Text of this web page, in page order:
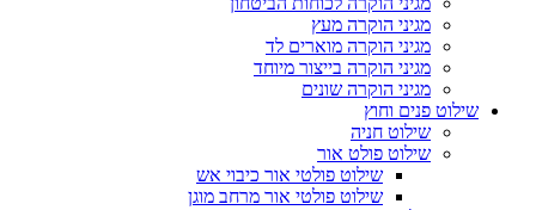
מגיני הוקרה מעץ
מגיני הוקרה מוארים לד
מגיני הוקרה בייצור מיוחד
מגיני הוקרה שונים
שילוט פנים וחוץ
שילוט חניה
שילוט פולט אור
שילוט פולטי אור כיבוי אש
שילוט פולטי אור מרחב מוגן